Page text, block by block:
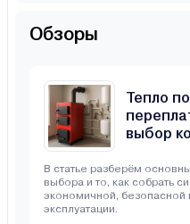
Обзоры
Тепло
выбор
В статье разберём
выбора и то, как собрать
экономичной,
эксплуатации.